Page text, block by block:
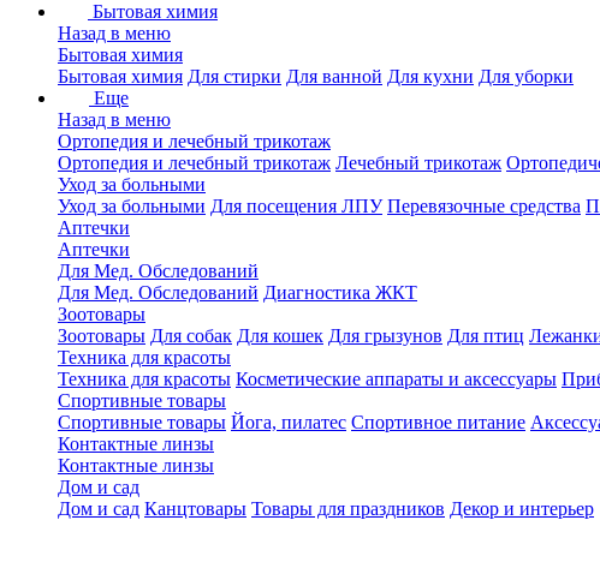
Бытовая химия
Назад в меню
Бытовая химия
Бытовая химия Для стирки Для ванной Для кухни Для уборки
Еще
Назад в меню
Ортопедия и лечебный трикотаж
Ортопедия и лечебный трикотаж Лечебный трикотаж
Уход за больными
Уход за больными Для посещения ЛПУ Перевязочные средства
Аптечки
Аптечки
Для Мед. Обследований
Для Мед. Обследований Диагностика ЖКТ
Зоотовары
Зоотовары Для собак Для кошек Для грызунов Для птиц
Техника для красоты
Техника для красоты Косметические аппараты и аксессуары
Спортивные товары
Спортивные товары Йога, пилатес Спортивное питание
Контактные линзы
Контактные линзы
Дом и сад
Дом и сад Канцтовары Товары для праздников Декор и интерьер